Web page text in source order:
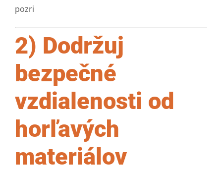
pozri
2) Dodržuj
bezpečné
vzdialenosti od
horľavých
materiálov